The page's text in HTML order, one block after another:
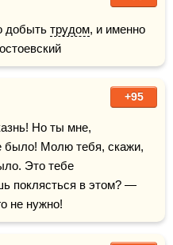
добыть трудом, и именно
+95
было! Молю тебя, скажи,
Это тебе
поклясться в этом? —
не нужно!